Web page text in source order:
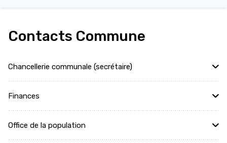
Contacts Commune
Chancellerie communale (secrétaire)
Finances
Office de la population